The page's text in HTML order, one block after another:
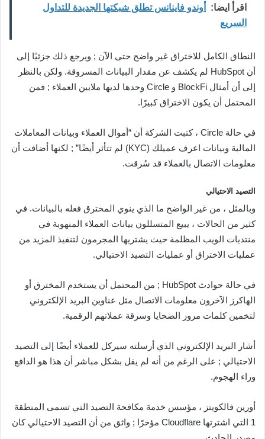
اقرأ ايضا:
أوندو فاينانس تطلق شبكتها الجديدة للتداول
السريع
النطاق الكامل للاختراق غير واضح حتى الآن ; ويرجع ذلك جزئيًا إلى
أن HubSpot لم يكشف عن مقدار البيانات المسروقة. ولكن بالنظر
إلى أن أمثال BlockFi و Circle وحدها لديها ملايين العملاء ; فمن
المحتمل أن يكون الاختراق كبيرًا.
في حالة Circle ، كتبت الشركة أن “أموال العملاء وبيانات المعاملات
المالية وبيانات اعرف عميلك (KYC) لم تتأثر أيضًا” ; لكنها أضافت أن
معلومات الاتصال بالعملاء قد سُرقت.
التصيد الاحتيالي
وبالمثل ، من غير الواضح ما الذي ينوي المخترق فعله بالبيانات. في
كثير من الحالات ، يبيع المتسللون بيانات العملاء المنهوبة في
منتديات الويب المظلمة حيث يشتريها المجرمون لتنفيذ المزيد من
عمليات الاختراق أو عمليات التصيد الاحتيالي.
في حالة حوادث HubSpot ; من المحتمل أن يستخدم المخترق أو
الهاكرز الآخرون معلومات الاتصال مثل عناوين البريد الإلكتروني
لتخمين كلمات مرور الضحايا وسرقة عملاتهم الرقمية.
أشار البريد الإلكتروني الذي أرسلته سيركل للعملاء أيضًا إلى التصيد
الاحتيالي ; على الرغم من أنه لم يقل بشكل مباشر أن هذا هو الدافع
وراء الهجوم.
أورين فالكويتز ، مؤسس خدمة مكافحة التصيد التي تسمى المنطقة
1 التي اشترتها Cloudflare مؤخرًا ; واثق من أن التصيد الاحتيالي كان